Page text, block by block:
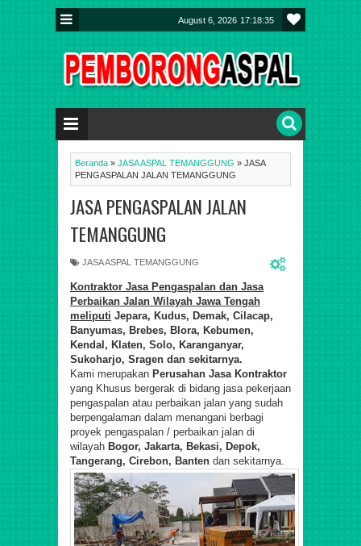
August 6, 2026 17:18:35
Beranda » JASA ASPAL TEMANGGUNG » JASA
PENGASPALAN JALAN TEMANGGUNG
JASA PENGASPALAN JALAN
TEMANGGUNG
JASA ASPAL TEMANGGUNG
Kontraktor Jasa Pengaspalan dan Jasa
Perbaikan Jalan Wilayah Jawa Tengah
meliputi Jepara, Kudus, Demak, Cilacap,
Banyumas, Brebes, Blora, Kebumen,
Kendal, Klaten, Solo, Karanganyar,
Sukoharjo, Sragen dan sekitarnya.
Kami merupakan Perusahan Jasa Kontraktor
yang Khusus bergerak di bidang jasa pekerjaan
pengaspalan atau perbaikan jalan yang sudah
berpengalaman dalam menangani berbagi
proyek pengaspalan / perbaikan jalan di
wilayah Bogor, Jakarta, Bekasi, Depok,
Tangerang, Cirebon, Banten dan sekitarnya.